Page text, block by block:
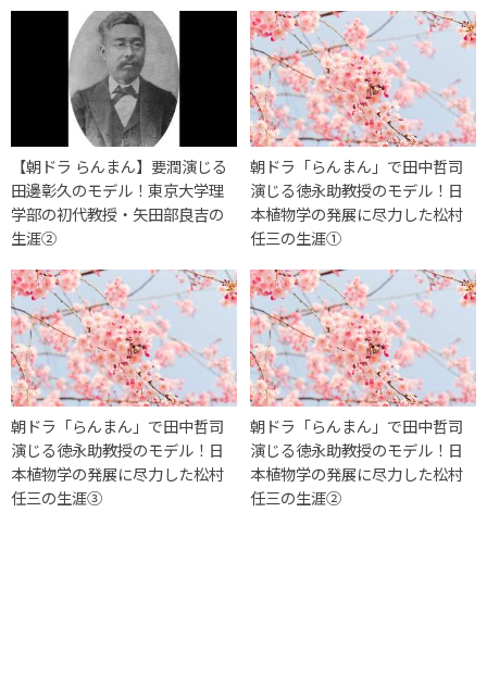
【朝ドラ らんまん】要潤演じる
田邊彰久のモデル！東京大学理
学部の初代教授・矢田部良吉の
生涯②
朝ドラ「らんまん」で田中哲司
演じる徳永助教授のモデル！日
本植物学の発展に尽力した松村
任三の生涯①
朝ドラ「らんまん」で田中哲司
演じる徳永助教授のモデル！日
本植物学の発展に尽力した松村
任三の生涯③
朝ドラ「らんまん」で田中哲司
演じる徳永助教授のモデル！日
本植物学の発展に尽力した松村
任三の生涯②